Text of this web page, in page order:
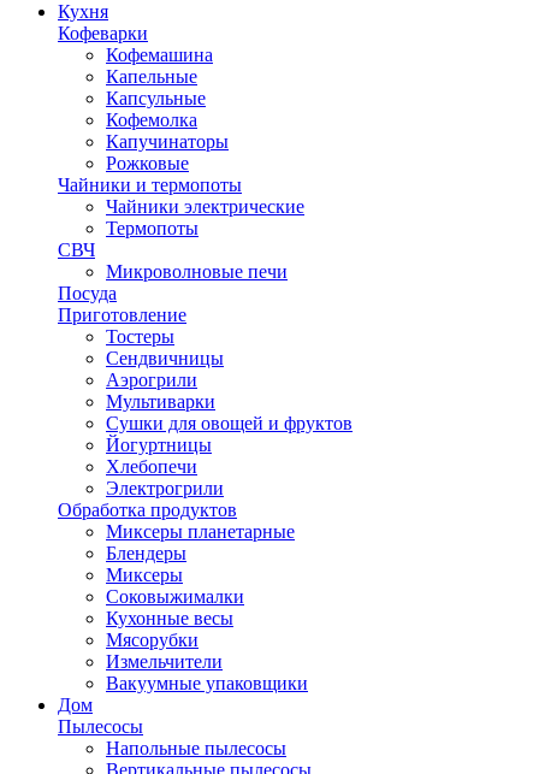
Кухня
Кофеварки
Кофемашина
Капельные
Капсульные
Кофемолка
Капучинаторы
Рожковые
Чайники и термопоты
Чайники электрические
Термопоты
СВЧ
Микроволновые печи
Посуда
Приготовление
Тостеры
Сендвичницы
Аэрогрили
Мультиварки
Сушки для овощей и фруктов
Йогуртницы
Хлебопечи
Электрогрили
Обработка продуктов
Миксеры планетарные
Блендеры
Миксеры
Соковыжималки
Кухонные весы
Мясорубки
Измельчители
Вакуумные упаковщики
Дом
Пылесосы
Напольные пылесосы
Вертикальные пылесосы